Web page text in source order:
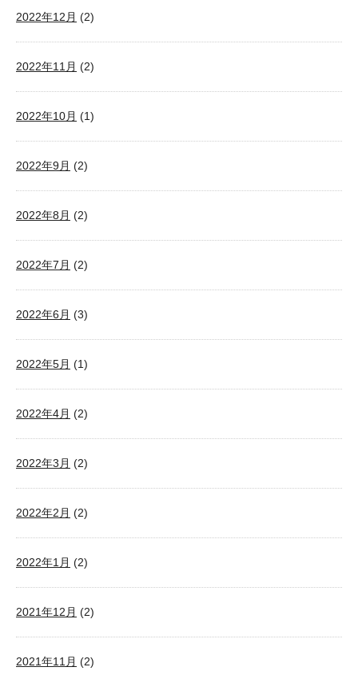
2022年12月 (2)
2022年11月 (2)
2022年10月 (1)
2022年9月 (2)
2022年8月 (2)
2022年7月 (2)
2022年6月 (3)
2022年5月 (1)
2022年4月 (2)
2022年3月 (2)
2022年2月 (2)
2022年1月 (2)
2021年12月 (2)
2021年11月 (2)